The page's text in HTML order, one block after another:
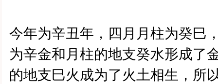
今年为辛丑年，四月月柱为癸巳
为辛金和月柱的地支癸水形成了
的地支巳火成为了火土相生，所